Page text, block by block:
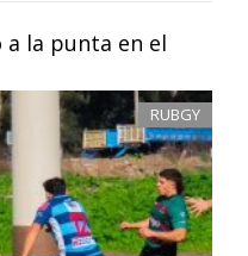
la punta en el
RUBGY